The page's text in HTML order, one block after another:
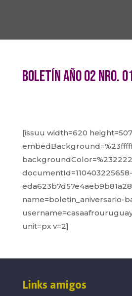
Boletín año 02 nro.
[issuu width=620 height=507
documentId=110403225658-
name=boletin_aniversario-
unit=px v=2]
Links amigos